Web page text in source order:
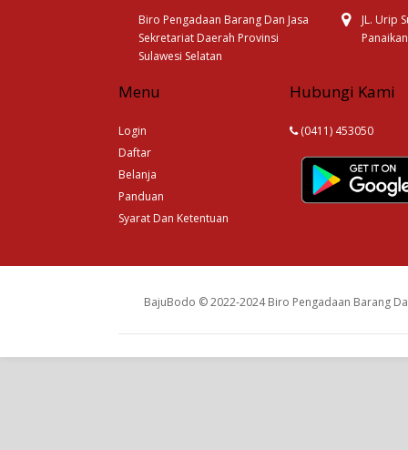
Biro Pengadaan Barang Dan Jasa
Sekretariat Daerah Provinsi
Sulawesi Selatan
JL. Urip
Menu
Login
Daftar
Belanja
Panduan
Syarat Dan Ketentuan
Hubungi Kami
(0411) 453050
BajuBodo © 2022-2024 Biro Pengadaan Barang